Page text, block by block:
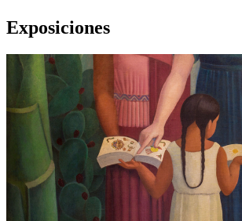
Exposiciones